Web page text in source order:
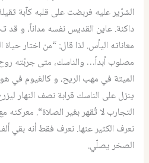
الشرّير عليه فربضت على قلبه كآبة
داكنة.عاين القديس نفسه مداناً، و قد
معاناته اليأس. لذا قال: “من اختار
مصلوب أبداً… والناسك، متى جربّته
الميتة في مهب الريح، و كالغيوم في
ينزل على الناسك قرابة نصف النهار
التجارب لا تُقهر بغير الصلاة“. معركته
نعرف الكثير عنها.نعرف فقط أنه بقي
الصخر يصلّي.